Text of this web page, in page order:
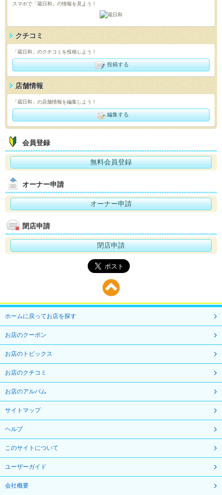
スマホで「蔵日和」の情報を見よう！
クチコミ
「蔵日和」のクチコミを投稿しよう！
投稿する
店舗情報
「蔵日和」の店舗情報を編集しよう！
編集する
会員登録
無料会員登録
オーナー申請
オーナー申請
閉店申請
閉店申請
ホームに戻ってお店を探す
お店のクーポン
お店のトピックス
お店のクチコミ
お店のアルバム
サイトマップ
ヘルプ
このサイトについて
ユーザーガイド
会社概要